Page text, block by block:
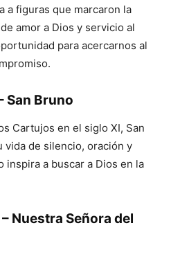
a figuras que marcaron la
amor a Dios y servicio al
para acercarnos al
San Bruno
Cartujos en el siglo XI, San
vida de silencio, oración y
inspira a buscar a Dios en la
Nuestra Señora del